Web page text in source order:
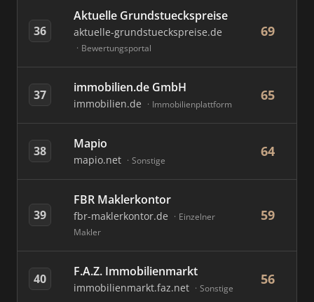
36
Aktuelle Grundstueckspreise
aktuelle-grundstueckspreise.de
Bewertungsportal
69
37 immobilien.de GmbH
immobilien.de Immobilienplattform
65
38 Mapio
mapio.net Sonstige
64
39
FBR Maklerkontor
fbr-maklerkontor.de
Einzelner
Makler
59
40 F.A.Z. Immobilienmarkt
immobilienmarkt.faz.net Sonstige
56